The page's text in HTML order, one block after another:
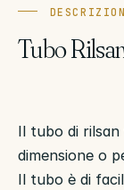
Tubo
Il tubo di
dimensione o
Il tubo è di